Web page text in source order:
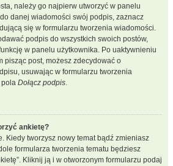
należy go najpierw utworzyć w panelu
danej wiadomości swój podpis, zaznacz
się w formularzu tworzenia wiadomości.
podpis do wszystkich swoich postów,
w panelu użytkownika. Po uaktywnieniu
pisząc post, możesz zdecydować o
usuwając w formularzu tworzenia
pola Dołącz podpis.
ankietę?
Kiedy tworzysz nowy temat bądź zmieniasz
formularza tworzenia tematu będziesz
Kliknij ją i w otworzonym formularzu podaj